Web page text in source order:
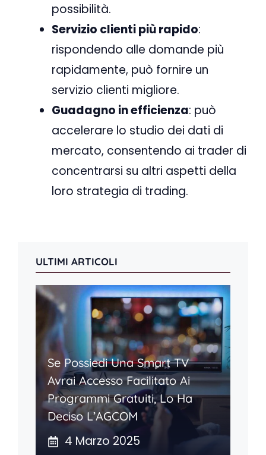
possibilità.
Servizio clienti più rapido:
rispondendo alle domande più
rapidamente, può fornire un
servizio clienti migliore.
Guadagno in efficienza: può
accelerare lo studio dei dati di
mercato, consentendo ai trader di
concentrarsi su altri aspetti della
loro strategia di trading.
ULTIMI ARTICOLI
Se Possiedi Una Smart TV
Avrai Accesso Facilitato Ai
Programmi Gratuiti, Lo Ha
Deciso L’AGCOM
4 Marzo 2025